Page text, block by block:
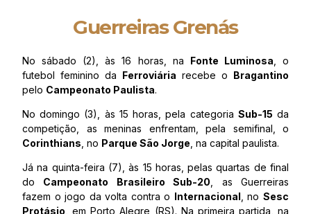
Guerreiras Grenás
No sábado (2), às 16 horas, na Fonte Luminosa, o
futebol feminino da Ferroviária recebe o Bragantino
pelo Campeonato Paulista.
No domingo (3), às 15 horas, pela categoria Sub-15 da
competição, as meninas enfrentam, pela semifinal, o
Corinthians, no Parque São Jorge, na capital paulista.
Já na quinta-feira (7), às 15 horas, pelas quartas de final
do Campeonato Brasileiro Sub-20, as Guerreiras
fazem o jogo da volta contra o Internacional, noSesc
Protásio, em Porto Alegre (RS). Na primeira partida, na